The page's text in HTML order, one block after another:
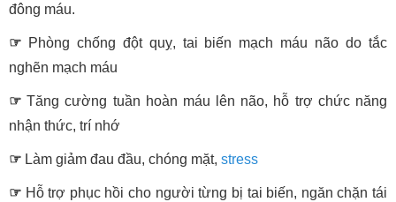
đông máu.
☞ Phòng chống đột quỵ, tai biến mạch máu não do tắc
nghẽn mạch máu
☞Tăng cường tuần hoàn máu lên não, hỗ trợ chức năng
nhận thức, trí nhớ
☞ Làm giảm đau đầu, chóng mặt, stress
☞ Hỗ trợ phục hồi cho người từng bị tai biến, ngăn chặn tái